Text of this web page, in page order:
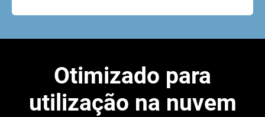
Otimizado para
utilização na nuvem